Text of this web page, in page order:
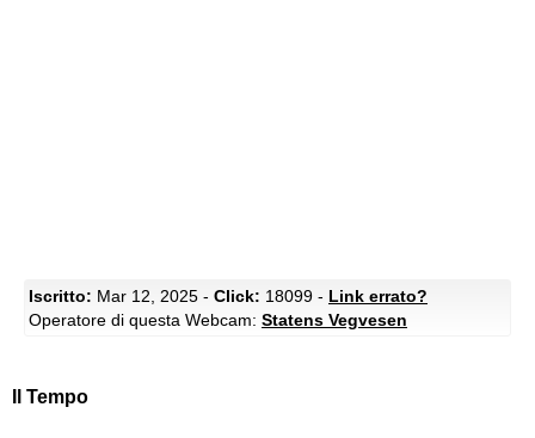
Iscritto: Mar 12, 2025 - Click: 18099 - Link errato?
Operatore di questa Webcam: Statens Vegvesen
Il Tempo